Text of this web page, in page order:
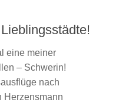
eine meiner
– Schwerin!
nach
Herzensmann